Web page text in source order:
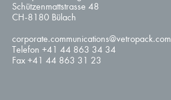
Schützenmattstrasse 48
CH-8180 Bülach
corporate.communications@vetropack.com
Telefon +41 44 863 34 34
Fax +41 44 863 31 23